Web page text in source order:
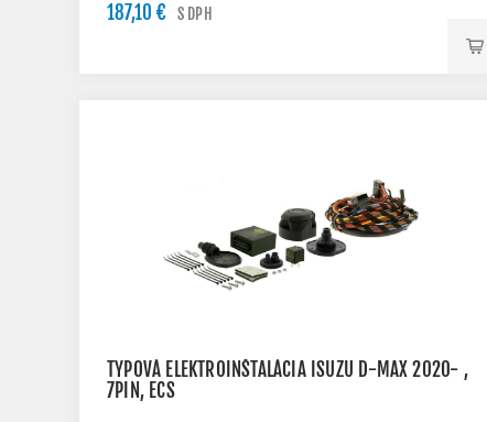
187,10 € S DPH
TYPOVÁ ELEKTROINŠTALÁCIA ISUZU D-MAX 2020- ,
7PIN, ECS